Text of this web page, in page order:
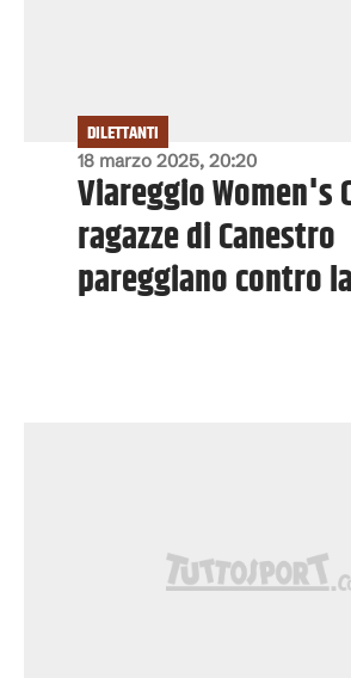
18 marzo 2025, 20:20
DILETTANTI
Viareggio Women's
ragazze di Canestro
pareggiano contro